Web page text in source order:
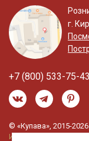
г.
+7 (800) 533-75-43
© «Купава», 2015-2026
Информация на сайте